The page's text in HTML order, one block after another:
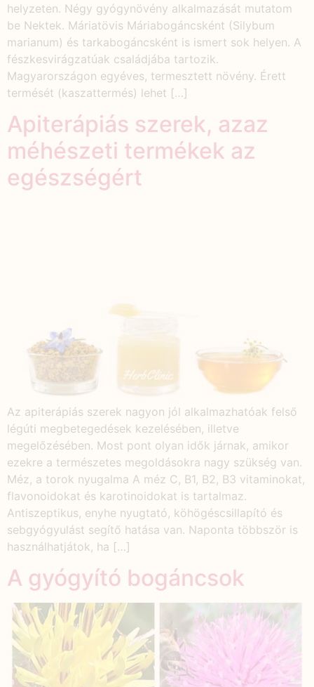
helyzeten. Négy gyógynövény alkalmazását mutatom
be Nektek. Máriatövis Máriabogáncsként (Silybum
marianum) és tarkabogáncsként is ismert sok helyen. A
fészkesvirágzatúak családjába tartozik.
Magyarországon egyéves, termesztett növény. Érett
termését (kaszattermés) lehet […]
Apiterápiás szerek, azaz
méhészeti termékek az
egészségért
Az apiterápiás szerek nagyon jól alkalmazhatóak felső
légúti megbetegedések kezelésében, illetve
megelőzésében. Most pont olyan idők járnak, amikor
ezekre a természetes megoldásokra nagy szükség van.
Méz, a torok nyugalma A méz C, B1, B2, B3 vitaminokat,
flavonoidokat és karotinoidokat is tartalmaz.
Antiszeptikus, enyhe nyugtató, köhögéscsillapító és
sebgyógyulást segítő hatása van. Naponta többször is
használhatjátok, ha […]
A gyógyító bogáncsok